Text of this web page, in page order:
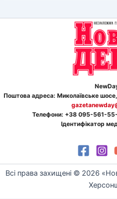
Поштова адреса: Миколаївське
Телефони: +38 095-561-
Ідентифікатор
Всі права захищені © 2026